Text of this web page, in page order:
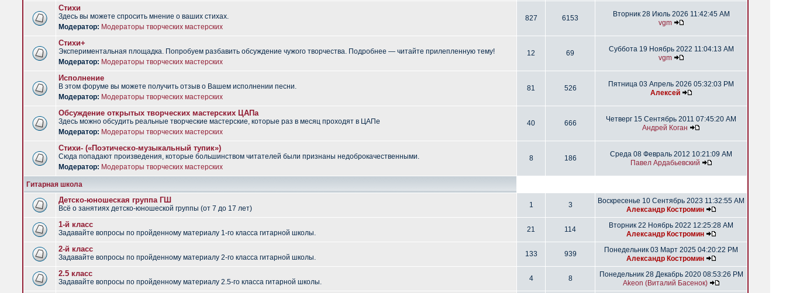
Стихи
Здесь вы можете спросить мнение о ваших стихах.
Модератор: Модераторы творческих мастерских
827 6153
Вторник 28 Июль 2026 11:42:45 AM
vgm
Стихи+
Экспериментальная площадка. Попробуем разбавить обсуждение чужого творчества. Подробнее — читайте прилепленную тему!
Модератор: Модераторы творческих мастерских
12 69
Суббота 19 Ноябрь 2022 11:04:13 AM
vgm
Исполнение
В этом форуме вы можете получить отзыв о Вашем исполнении песни.
Модератор: Модераторы творческих мастерских
81 526
Пятница 03 Апрель 2026 05:32:03 PM
Алексей
Обсуждение открытых творческих мастерских ЦАПа
Здесь можно обсудить реальные творческие мастерские, которые раз в месяц проходят в ЦАПе
Модератор: Модераторы творческих мастерских
40 666
Четверг 15 Сентябрь 2011 07:45:20 AM
Андрей Коган
Стихи- («Поэтическо-музыкальный тупик»)
Сюда попадают произведения, которые большинством читателей были признаны недоброкачественными.
Модератор: Модераторы творческих мастерских
8 186
Среда 08 Февраль 2012 10:21:09 AM
Павел Ардабьевский
Гитарная школа
Детско-юношеская группа ГШ
Всё о занятиях детско-юношеской группы (от 7 до 17 лет) 1 3
Воскресенье 10 Сентябрь 2023 11:32:55 AM
Александр Костромин
1-й класс
Задавайте вопросы по пройденному материалу 1-го класса гитарной школы. 21 114
Вторник 22 Ноябрь 2022 12:25:28 AM
Александр Костромин
2-й класс
Задавайте вопросы по пройденному материалу 2-го класса гитарной школы. 133 939
Понедельник 03 Март 2025 04:20:22 PM
Александр Костромин
2.5 класс
Задавайте вопросы по пройденному материалу 2.5-го класса гитарной школы. 4 8
Понедельник 28 Декабрь 2020 08:53:26 PM
Akeon (Виталий Басенок)